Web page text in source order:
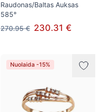
Raudonas/Baltas Auksas
585°
270.95 € 230.31 €
Nuolaida -15%